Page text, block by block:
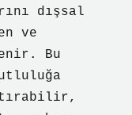
dışsal
ve
Bu